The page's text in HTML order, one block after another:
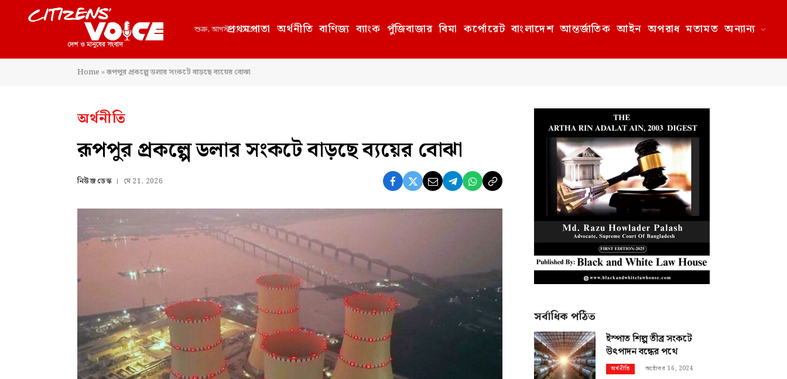
শুক্র, আগস্ট 7, 2026
প্রথমপাতা অর্থনীতি বাণিজ্য ব্যাংক পুঁজিবাজার বিমা কর্পোরেট বাংলাদেশ আন্তর্জাতিক আইন অপরাধ মতামত অন্যান্য
Home»রূপপুর প্রকল্পে ডলার সংকটে বাড়ছে ব্যয়ের বোঝা
অর্থনীতি
রূপপুর প্রকল্পে ডলার সংকটে বাড়ছে ব্যয়ের বোঝা
নিউজ ডেস্ক মে 21, 2026
সর্বাধিক পঠিত
ইস্পাত শিল্প তীব্র সংকটে
উৎপাদন বন্ধের পথে
অর্থনীতি অক্টোবর 16, 2024